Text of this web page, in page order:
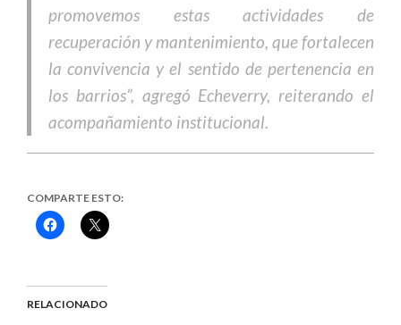
promovemos estas actividades de
recuperación y mantenimiento, que fortalecen
la convivencia y el sentido de pertenencia en
los barrios”, agregó Echeverry, reiterando el
acompañamiento institucional.
COMPARTE ESTO:
Haz
clic
(Se
abre
Haz
clic
(Se
abre
RELACIONADO